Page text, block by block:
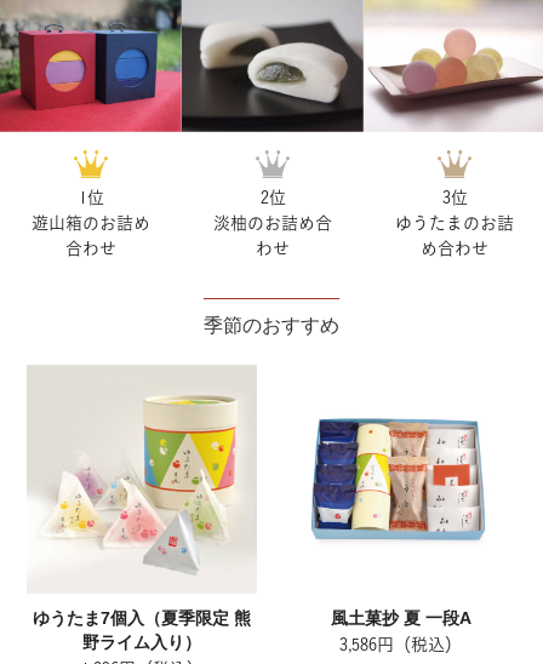
1位
遊山箱のお詰め
合わせ
2位
淡柚のお詰め合
わせ
3位
ゆうたまのお詰
め合わせ
季節のおすすめ
ゆうたま7個入（夏季限定 熊
野ライム入り）
風土菓抄 夏 一段A
3,586円（税込）